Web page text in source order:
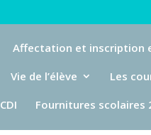
Affectation et inscription
Vie de l’élève Les
CDI Fournitures scolaires